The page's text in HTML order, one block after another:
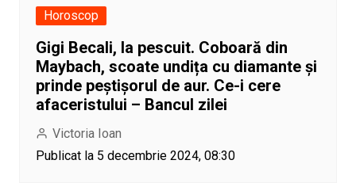
Horoscop
Gigi Becali, la pescuit. Coboară din
Maybach, scoate undița cu diamante și
prinde peștișorul de aur. Ce-i cere
afaceristului – Bancul zilei
Victoria Ioan
Publicat la 5 decembrie 2024, 08:30